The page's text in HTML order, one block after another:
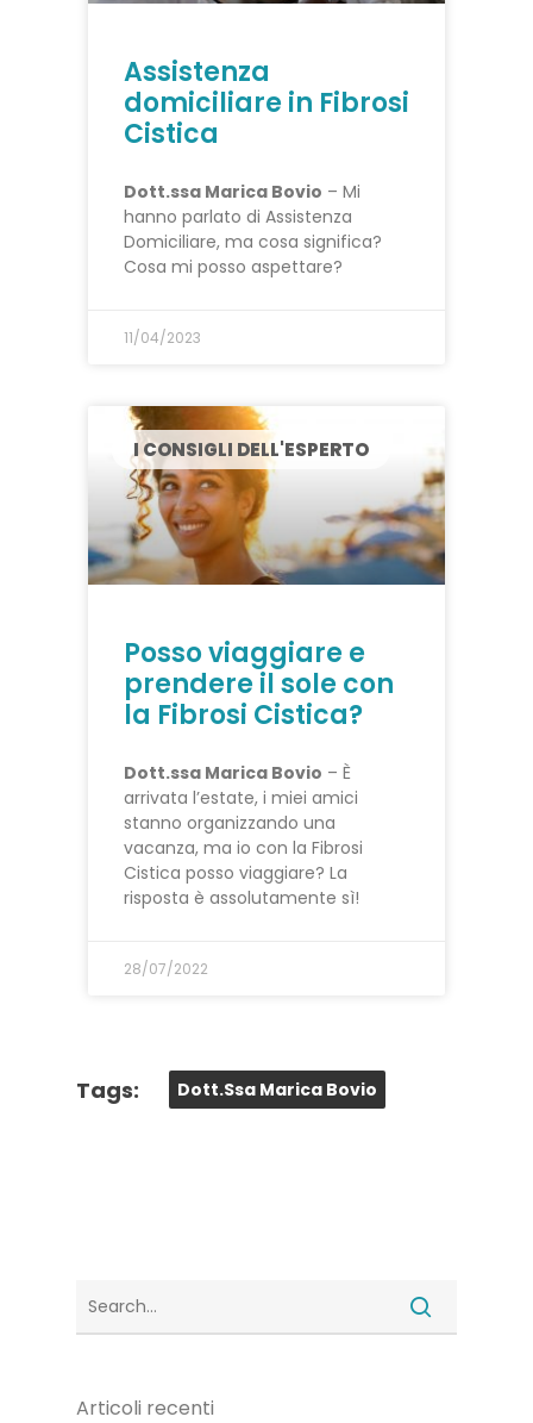
Assistenza
domiciliare in Fibrosi
Cistica
Dott.ssa Marica Bovio – Mi
hanno parlato di Assistenza
Domiciliare, ma cosa significa?
Cosa mi posso aspettare?
11/04/2023
I CONSIGLI DELL'ESPERTO
Posso viaggiare e
prendere il sole con
la Fibrosi Cistica?
Dott.ssa Marica Bovio – È
arrivata l’estate, i miei amici
stanno organizzando una
vacanza, ma io con la Fibrosi
Cistica posso viaggiare? La
risposta è assolutamente sì!
28/07/2022
Tags: Dott.ssa Marica Bovio
Articoli recenti